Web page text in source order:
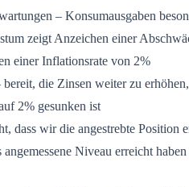
– Konsumausgaben
zeigt Anzeichen einer
einer Inflationsrate von 2%
die Zinsen weiter zu
2% gesunken ist
dass wir die angestrebte
Niveau erreicht